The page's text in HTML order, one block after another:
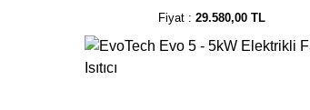
Fiyat :29.580,00 TL